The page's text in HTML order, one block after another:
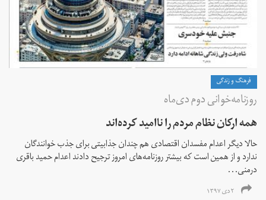
فرهنگ و زندگی
روزنامه‌خوانی دوم دی‌ماه
همه ارکان نظام مردم را ناامید کرده‌اند
حالا دیگر اعدام مفسدان اقتصادی هم چندان جذابیتی برای جذب خوانندگان
ندارد و از همین است که بیشتر روزنامه‌های امروز ترجیح دادند اعدام حمید باقری
درمنی...
۲ دی ۱۳۹۷